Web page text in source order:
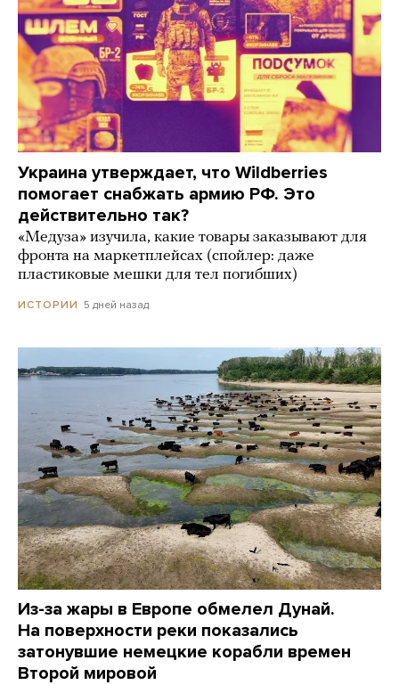
Украина утверждает, что Wildberries
помогает снабжать армию РФ. Это
действительно так?
«Медуза» изучила, какие товары заказывают для
фронта на маркетплейсах (спойлер: даже
пластиковые мешки для тел погибших)
ИСТОРИИ 5 дней назад
Из-за жары в Европе обмелел Дунай.
На поверхности реки показались
затонувшие немецкие корабли времен
Второй мировой